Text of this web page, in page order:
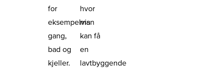
for
eksempelvis
gang,
bad og
kjeller.
hvor
man
kan få
en
lavtbyggende